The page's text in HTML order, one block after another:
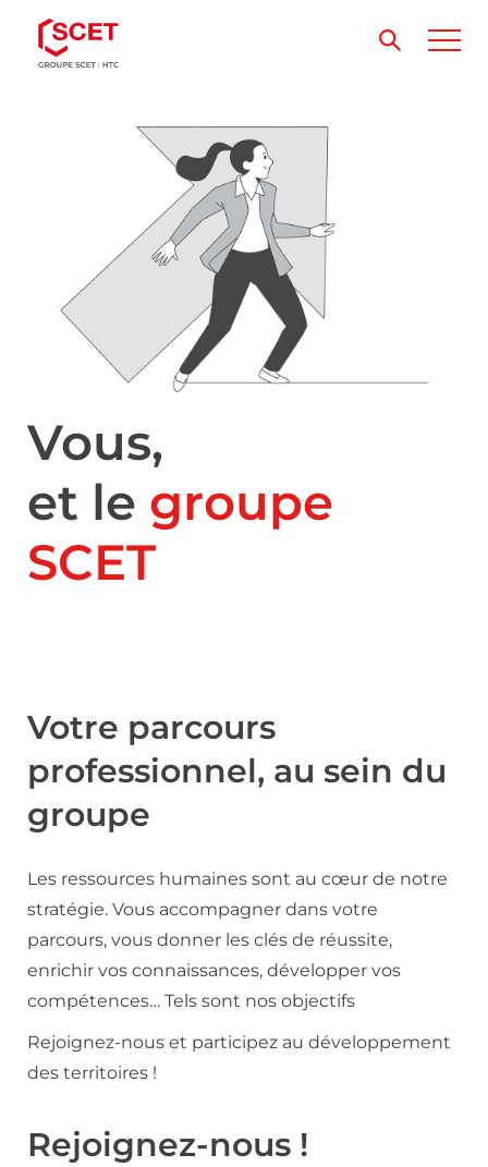
Vous,
et le groupe
SCET
Votre parcours
professionnel, au sein du
groupe
Les ressources humaines sont au cœur de notre
stratégie. Vous accompagner dans votre
parcours, vous donner les clés de réussite,
enrichir vos connaissances, développer vos
compétences… Tels sont nos objectifs
Rejoignez-nous et participez au développement
des territoires !
Rejoignez-nous !